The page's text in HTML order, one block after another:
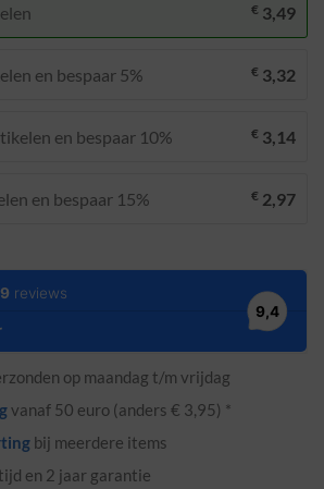
€ 3,49
en bespaar 5% € 3,32
en bespaar 10% € 3,14
en bespaar 15% € 2,97
op maandag t/m vrijdag
vanaf 50 euro (anders € 3,95) *
bij meerdere items
en 2 jaar garantie